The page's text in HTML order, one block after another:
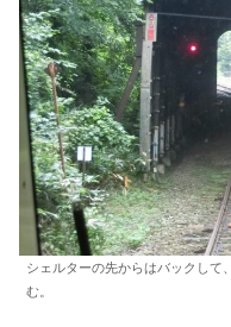
シェルターの先からはバックして
む。